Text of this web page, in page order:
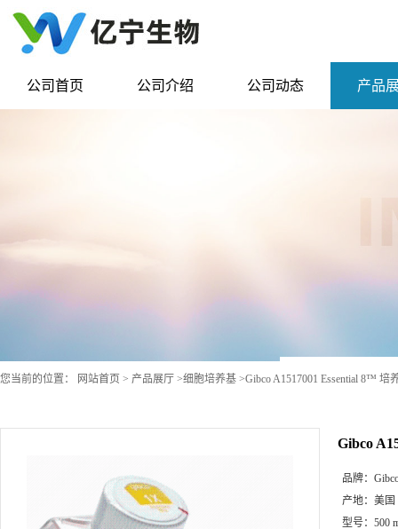
公司首页 公司介绍 公司动态 产品
您当前的位置： 网站首页 > 产品展厅 >细胞培养基 >Gibco A1517001 Essential 8™ 培
Gibco
品牌：
产地： 美国
型号： 500